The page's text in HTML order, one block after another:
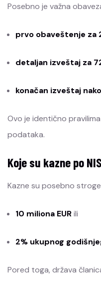
Posebno je važna
prvo obaveštenje za
detaljan izveštaj za
konačan izveštaj
Ovo je identično
podataka.
Koje su kazne po
Kazne su posebno
10 miliona EURili
2% ukupnog
Pored toga, država